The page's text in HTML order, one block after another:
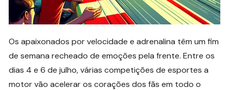
Os apaixonados por velocidade e adrenalina têm um fim
de semana recheado de emoções pela frente. Entre os
dias 4 e 6 de julho, várias competições de esportes a
motor vão acelerar os corações dos fãs em todo o